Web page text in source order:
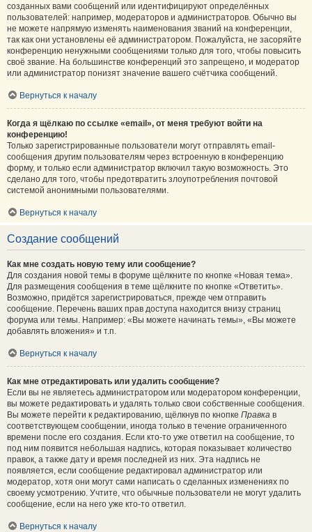
созданных вами сообщений или идентифицируют определённых
пользователей: например, модераторов и администраторов. Обычно вы
не можете напрямую изменять наименования званий на конференции,
так как они установлены её администратором. Пожалуйста, не засоряйте
конференцию ненужными сообщениями только для того, чтобы повысить
своё звание. На большинстве конференций это запрещено, и модератор
или администратор понизят значение вашего счётчика сообщений.
Вернуться к началу
Когда я щёлкаю по ссылке «email», от меня требуют войти на
конференцию!
Только зарегистрированные пользователи могут отправлять email-
сообщения другим пользователям через встроенную в конференцию
форму, и только если администратор включил такую возможность. Это
сделано для того, чтобы предотвратить злоупотребления почтовой
системой анонимными пользователями.
Вернуться к началу
Создание сообщений
Как мне создать новую тему или сообщение?
Для создания новой темы в форуме щёлкните по кнопке «Новая тема».
Для размещения сообщения в теме щёлкните по кнопке «Ответить».
Возможно, придётся зарегистрироваться, прежде чем отправить
сообщение. Перечень ваших прав доступа находится внизу страниц
форума или темы. Например: «Вы можете начинать темы», «Вы можете
добавлять вложения» и т.п.
Вернуться к началу
Как мне отредактировать или удалить сообщение?
Если вы не являетесь администратором или модератором конференции,
вы можете редактировать и удалять только свои собственные сообщения.
Вы можете перейти к редактированию, щёлкнув по кнопке Правка в
соответствующем сообщении, иногда только в течение ограниченного
времени после его создания. Если кто-то уже ответил на сообщение, то
под ним появится небольшая надпись, которая показывает количество
правок, а также дату и время последней из них. Эта надпись не
появляется, если сообщение редактировал администратор или
модератор, хотя они могут сами написать о сделанных изменениях по
своему усмотрению. Учтите, что обычные пользователи не могут удалить
сообщение, если на него уже кто-то ответил.
Вернуться к началу